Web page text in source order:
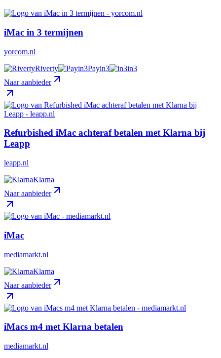
iMac in 3 termijnen
yorcom.nl
Riverty
Payin3
in3
Naar aanbieder
Refurbished iMac achteraf betalen met Klarna bij
Leapp
leapp.nl
Klarna
Naar aanbieder
iMac
mediamarkt.nl
Klarna
Naar aanbieder
iMacs m4 met Klarna betalen
mediamarkt.nl